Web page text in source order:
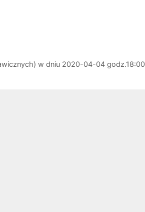
w dniu 2020-04-04 godz.18:00